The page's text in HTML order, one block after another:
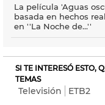
La película 'Aguas
basada en hechos
en ''La Noche de...''
SI TE INTERESÓ ESTO,
TEMAS
Televisión ETB2